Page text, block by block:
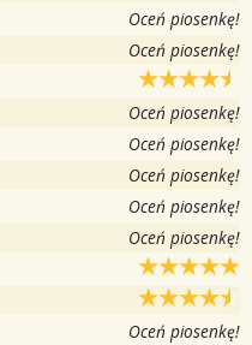
Oceń piosenkę!
Oceń piosenkę!
Oceń piosenkę!
Oceń piosenkę!
Oceń piosenkę!
Oceń piosenkę!
Oceń piosenkę!
Oceń piosenkę!